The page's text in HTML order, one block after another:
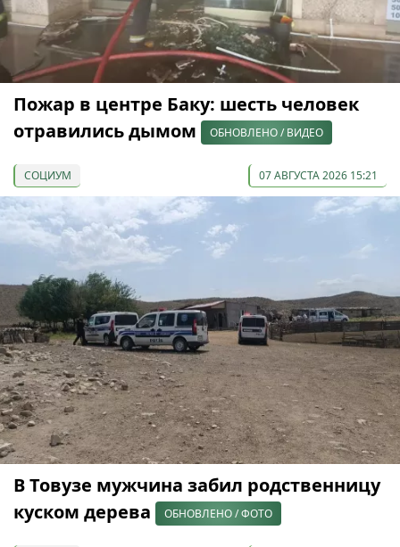
Пожар в центре Баку: шесть человек
отравились дымом
ОБНОВЛЕНО / ВИДЕО
СОЦИУМ 07 АВГУСТА 2026 15:21
В Товузе мужчина забил родственницу
куском дерева
ОБНОВЛЕНО / ФОТО